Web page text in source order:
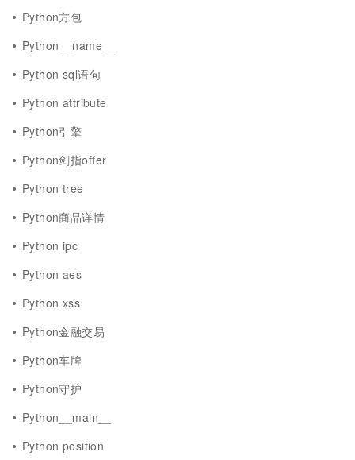
Python方包
Python__name__
Python sql语句
Python attribute
Python引擎
Python剑指offer
Python tree
Python商品详情
Python ipc
Python aes
Python xss
Python金融交易
Python车牌
Python守护
Python__main__
Python position